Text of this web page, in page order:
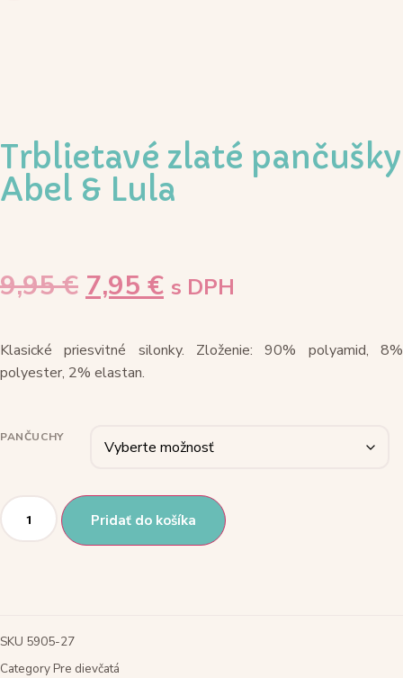
Trblietavé zlaté pančušky
Abel & Lula
9,95€ Pôvodná
cena
9,95 €.
7,95 €Aktuálna
cena
7,95 €.
s DPH
Klasické priesvitné silonky. Zloženie: 90% polyamid, 8%
polyester, 2% elastan.
PANČUCHY
množstvo
Trblietavé
zlaté
pančušky
Pridať do košíka
SKU 5905-27
CategoryPre dievčatá